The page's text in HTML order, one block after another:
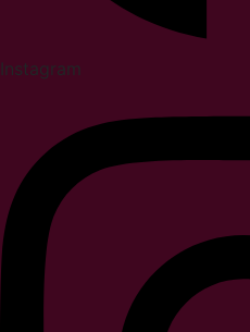
Instagram